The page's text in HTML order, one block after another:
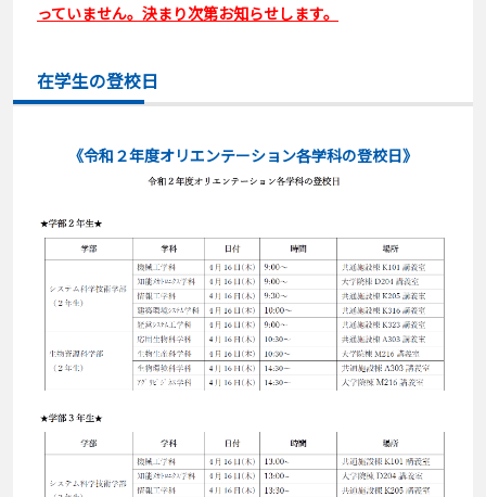
っていません。決まり次第お知らせします。
在学生の登校日
《令和２年度オリエンテーション各学科の登校日》